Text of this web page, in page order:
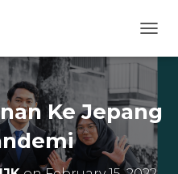
O
G
L
E
N
A
V
Ke Jepang